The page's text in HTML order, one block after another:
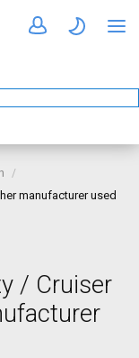
manufacturer used
/ Cruiser